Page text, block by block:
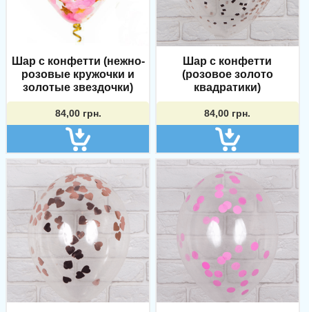
Шар с конфетти (нежно-
розовые кружочки и
золотые звездочки)
84,00 грн.
Шар с конфетти
(розовое золото
квадратики)
84,00 грн.